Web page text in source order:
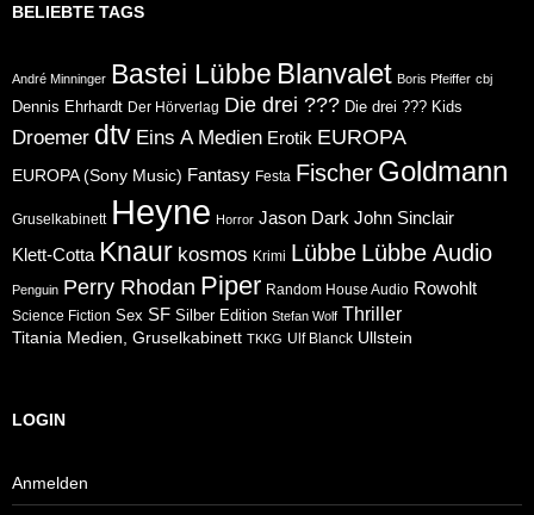
BELIEBTE TAGS
André Minninger Bastei Lübbe Blanvalet Boris Pfeiffer cbj
Dennis Ehrhardt Der Hörverlag Die drei ??? Die drei ??? Kids
Droemer dtv Eins A Medien Erotik EUROPA
EUROPA (Sony Music) Fantasy Festa Fischer Goldmann
Gruselkabinett Heyne Horror Jason Dark John Sinclair
Klett-Cotta Knaur kosmos Krimi Lübbe Lübbe Audio
Penguin Perry Rhodan Piper Random House Audio Rowohlt
Science Fiction Sex SF Silber Edition Stefan Wolf Thriller
Titania Medien, Gruselkabinett TKKG Ulf Blanck Ullstein
LOGIN
Anmelden